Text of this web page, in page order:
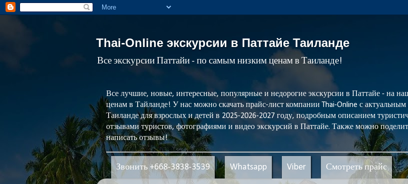
Thai-Online экскурсии в Паттайе Таиланде
Все экскурсии Паттайи - по самым низким ценам в Таиланде!
Все лучшие, новые, интересные, популярные и недорогие экскурсии в Паттайе - на
ценам в Тайланде! У нас можно скачать прайс-лист компании Thai-Online с
Таиланде для взрослых и детей в 2025-2026-2027 году, подробным описанием
отзывами туристов, фотографиями и видео экскурсий в Паттайе. Также можно
написать отзывы!
Звонить +668-3838-3539 Whatsapp Viber Смотреть прайс